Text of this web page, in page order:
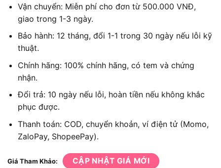
Vận chuyển: Miễn phí cho đơn từ 500.000 VNĐ,
giao trong 1-3 ngày.
Bảo hành: 12 tháng, đổi 1-1 trong 30 ngày nếu lỗi kỹ
thuật.
Chính hãng: 100% chính hãng, có tem và chứng
nhận.
Đổi trả: 10 ngày nếu lỗi, hoàn tiền nếu không khắc
phục được.
Thanh toán: COD, chuyển khoản, ví điện tử (Momo,
ZaloPay, ShopeePay).
Giá Tham Khảo: CẬP NHẬT GIÁ MỚI